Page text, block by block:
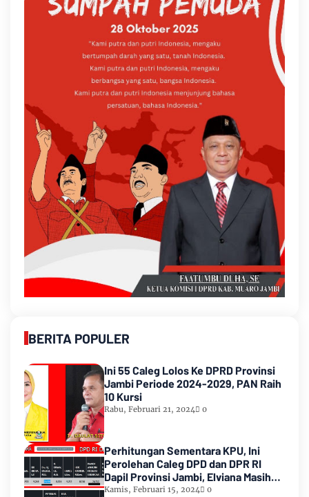
BERITA POPULER
Ini 55 Caleg Lolos Ke DPRD Provinsi
Jambi Periode 2024-2029, PAN Raih
10 Kursi
Rabu, Februari 21, 2024 0
Perhitungan Sementara KPU, Ini
Perolehan Caleg DPD dan DPR RI
Dapil Provinsi Jambi, Elviana Masih
Urutan Kedua Teratas
Kamis, Februari 15, 2024 0